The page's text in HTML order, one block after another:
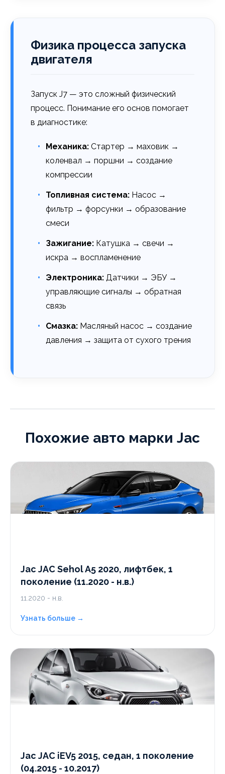
Физика процесса запуска
двигателя
Запуск J7 — это сложный физический
процесс. Понимание его основ помогает
в диагностике:
Механика: Стартер → маховик →
коленвал → поршни → создание
компрессии
Топливная система: Насос →
фильтр → форсунки → образование
смеси
Зажигание: Катушка → свечи →
искра → воспламенение
Электроника: Датчики → ЭБУ →
управляющие сигналы → обратная
связь
Смазка: Масляный насос → создание
давления → защита от сухого трения
Похожие авто марки Jac
Jac JAC Sehol A5 2020, лифтбек, 1
поколение (11.2020 - н.в.)
11.2020 - н.в.
Узнать больше →
Jac JAC iEV5 2015, седан, 1 поколение
(04.2015 - 10.2017)